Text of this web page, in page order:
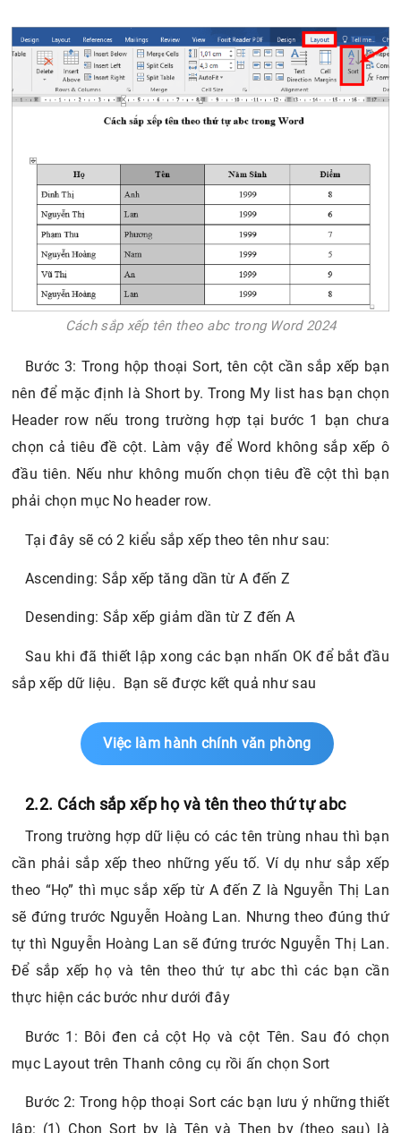
Cách sắp xếp tên theo abc trong Word 2024
Bước 3: Trong hộp thoại Sort, tên cột cần sắp xếp bạn
nên để mặc định là Short by. Trong My list has bạn chọn
Header row nếu trong trường hợp tại bước 1 bạn chưa
chọn cả tiêu đề cột. Làm vậy để Word không sắp xếp ô
đầu tiên. Nếu như không muốn chọn tiêu đề cột thì bạn
phải chọn mục No header row.
Tại đây sẽ có 2 kiểu sắp xếp theo tên như sau:
Ascending: Sắp xếp tăng dần từ A đến Z
Desending: Sắp xếp giảm dần từ Z đến A
Sau khi đã thiết lập xong các bạn nhấn OK để bắt đầu
sắp xếp dữ liệu. Bạn sẽ được kết quả như sau
Việc làm hành chính văn phòng
2.2. Cách sắp xếp họ và tên theo thứ tự abc
Trong trường hợp dữ liệu có các tên trùng nhau thì bạn
cần phải sắp xếp theo những yếu tố. Ví dụ như sắp xếp
theo “Họ” thì mục sắp xếp từ A đến Z là Nguyễn Thị Lan
sẽ đứng trước Nguyễn Hoàng Lan. Nhưng theo đúng thứ
tự thì Nguyễn Hoàng Lan sẽ đứng trước Nguyễn Thị Lan.
Để sắp xếp họ và tên theo thứ tự abc thì các bạn cần
thực hiện các bước như dưới đây
Bước 1: Bôi đen cả cột Họ và cột Tên. Sau đó chọn
mục Layout trên Thanh công cụ rồi ấn chọn Sort
Bước 2: Trong hộp thoại Sort các bạn lưu ý những thiết
lập: (1) Chọn Sort by là Tên và Then by (theo sau) là